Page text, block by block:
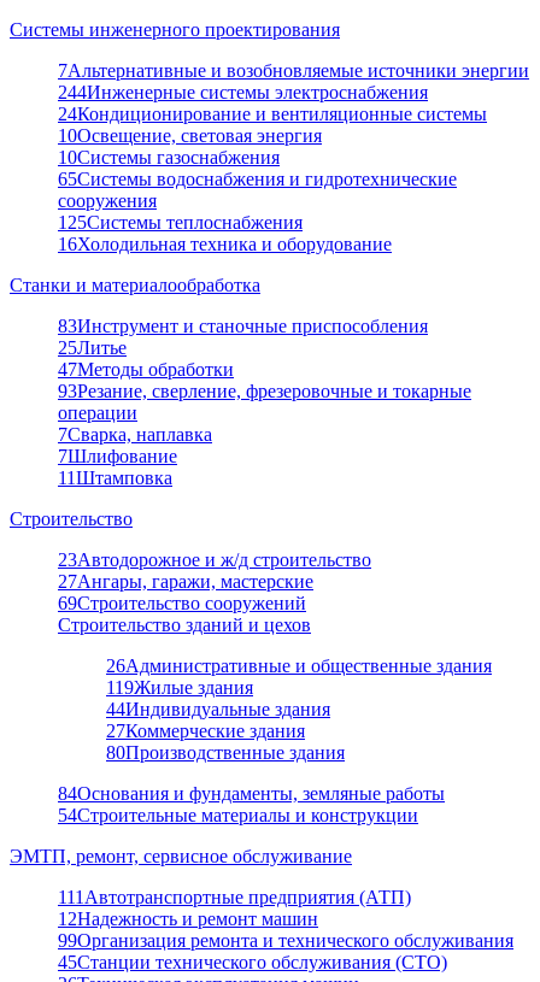
Системы инженерного проектирования
7Альтернативные и возобновляемые источники энергии
244Инженерные системы электроснабжения
24Кондиционирование и вентиляционные системы
10Освещение, световая энергия
10Системы газоснабжения
65Системы водоснабжения и гидротехнические
сооружения
125Системы теплоснабжения
16Холодильная техника и оборудование
Станки и материалообработка
83Инструмент и станочные приспособления
25Литье
47Методы обработки
93Резание, сверление, фрезеровочные и токарные
операции
7Сварка, наплавка
7Шлифование
11Штамповка
Строительство
23Автодорожное и ж/д строительство
27Ангары, гаражи, мастерские
69Строительство сооружений
Строительство зданий и цехов
26Административные и общественные здания
119Жилые здания
44Индивидуальные здания
27Коммерческие здания
80Производственные здания
84Основания и фундаменты, земляные работы
54Строительные материалы и конструкции
ЭМТП, ремонт, сервисное обслуживание
111 Автотранспортные предприятия (АТП)
12Надежность и ремонт машин
99Организация ремонта и технического обслуживания
45Станции технического обслуживания (СТО)